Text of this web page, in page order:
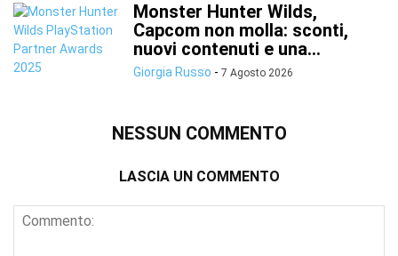
Monster Hunter Wilds,
Capcom non molla: sconti,
nuovi contenuti e una...
Giorgia Russo - 7 Agosto 2026
NESSUN COMMENTO
LASCIA UN COMMENTO